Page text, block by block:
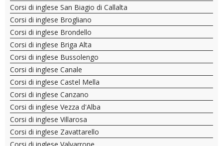
Corsi di inglese San Biagio di Callalta
Corsi di inglese Brogliano
Corsi di inglese Brondello
Corsi di inglese Briga Alta
Corsi di inglese Bussolengo
Corsi di inglese Canale
Corsi di inglese Castel Mella
Corsi di inglese Canzano
Corsi di inglese Vezza d'Alba
Corsi di inglese Villarosa
Corsi di inglese Zavattarello